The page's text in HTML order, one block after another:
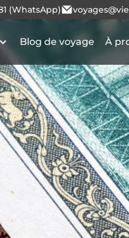
(WhatsApp)
Blog de voyage À